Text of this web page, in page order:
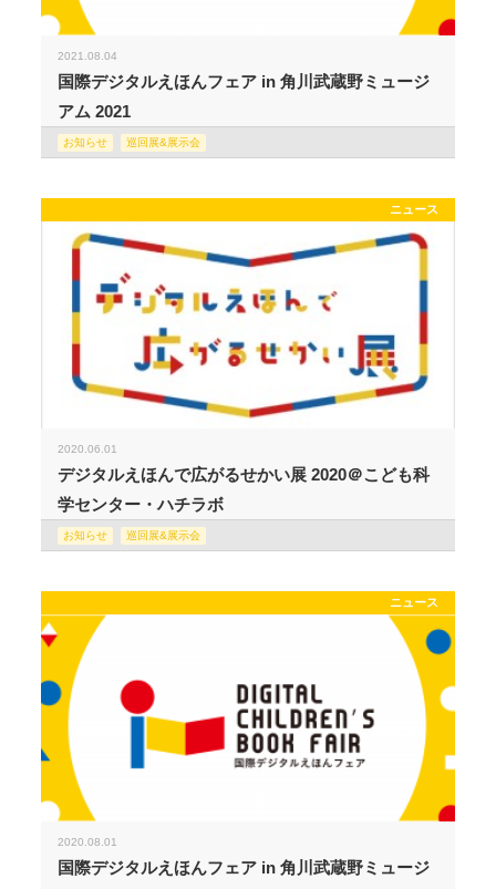
2021.08.04
国際デジタルえほんフェア in 角川武蔵野ミュージ
アム 2021
お知らせ 巡回展&展示会
ニュース
2020.06.01
デジタルえほんで広がるせかい展 2020＠こども科
学センター・ハチラボ
お知らせ 巡回展&展示会
ニュース
2020.08.01
国際デジタルえほんフェア in 角川武蔵野ミュージ